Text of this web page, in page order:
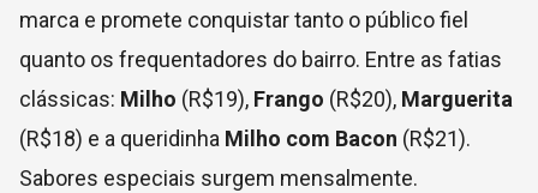
marca e promete conquistar tanto o público fiel
quanto os frequentadores do bairro. Entre as fatias
clássicas: Milho (R$19), Frango (R$20), Marguerita
(R$18) e a queridinha Milho com Bacon (R$21).
Sabores especiais surgem mensalmente.